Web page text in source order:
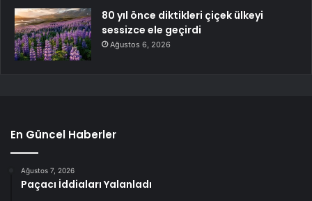
80 yıl önce diktikleri çiçek ülkeyi
sessizce ele geçirdi
Ağustos 6, 2026
En Güncel Haberler
Ağustos 7, 2026
Paçacı İddiaları Yalanladı